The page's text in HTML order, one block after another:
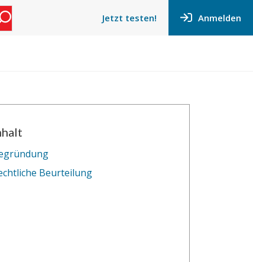
Anmelden
Jetzt testen!
Beurteilung